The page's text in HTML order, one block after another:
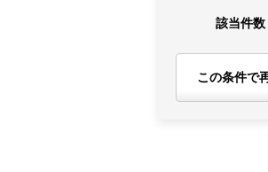
該当件数
この条件で